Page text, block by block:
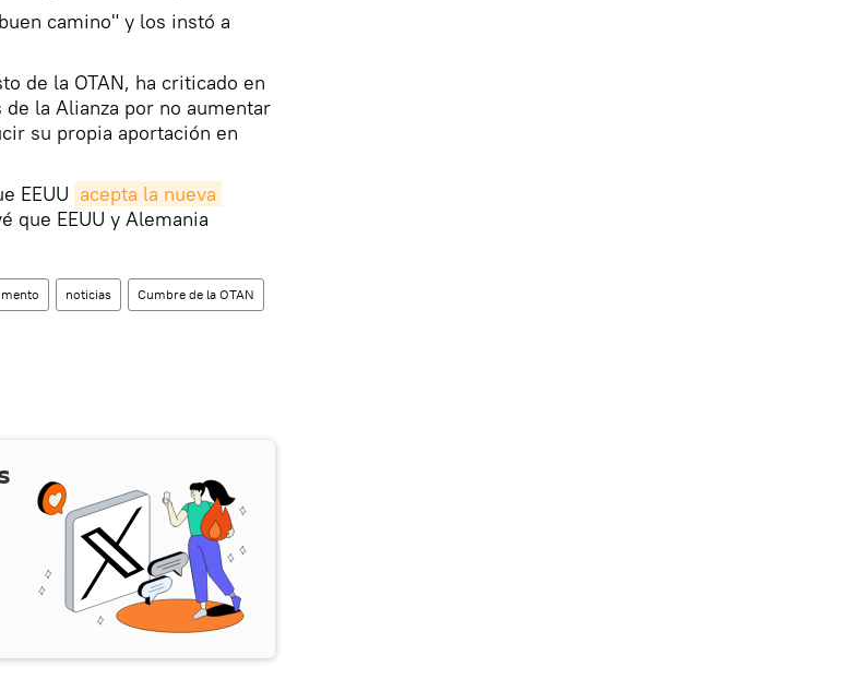
camino" y los instó a
de la OTAN, ha criticado en
la Alianza por no aumentar
su propia aportación en
EEUU acepta la nueva
que EEUU y Alemania
noticias Cumbre de la OTAN